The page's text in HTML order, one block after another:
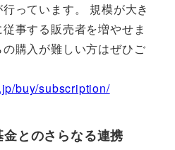
っています。 規模が大き
事する販売者を増やせま
購入が難しい方はぜひご
buy/subscription/
とのさらなる連携